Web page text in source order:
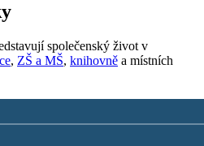
společenský život v
, ZŠ a MŠ, knihovně a místních